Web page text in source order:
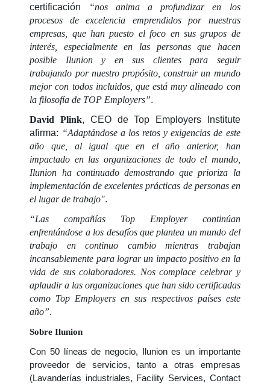
certificación
“nos anima a profundizar en los
procesos de excelencia emprendidos por nuestras
empresas, que han puesto el foco en sus grupos de
interés, especialmente en las personas que hacen
posible Ilunion y en sus clientes para seguir
trabajando por nuestro propósito, construir un mundo
mejor con todos incluidos, que está muy alineado con
la filosofía de TOP Employers”.
David Plink, CEO de Top Employers Institute
afirma: “Adaptándose a los retos y exigencias de este
año que, al igual que en el año anterior, han
impactado en las organizaciones de todo el mundo,
Ilunion ha continuado demostrando que prioriza la
implementación de excelentes prácticas de personas en
el lugar de trabajo".
“Las compañías Top Employer continúan
enfrentándose a los desafíos que plantea un mundo del
trabajo en continuo cambio mientras trabajan
incansablemente para lograr un impacto positivo en la
vida de sus colaboradores. Nos complace celebrar y
aplaudir a las organizaciones que han sido certificadas
como Top Employers en sus respectivos países este
año”.
Sobre Ilunion
Con 50 líneas de negocio, Ilunion es un importante
proveedor de servicios, tanto a otras empresas
(Lavanderías industriales, Facility Services, Contact